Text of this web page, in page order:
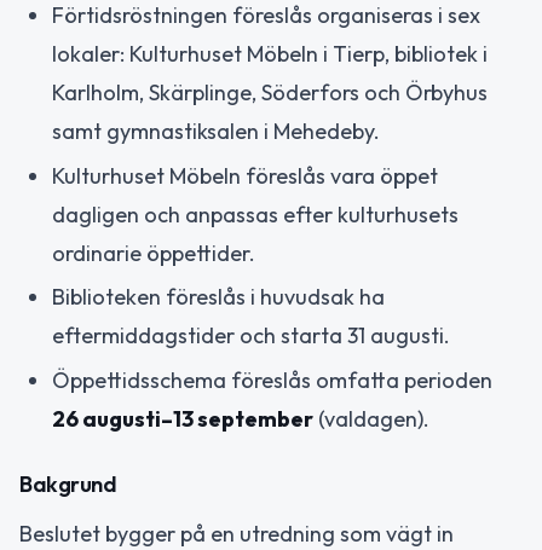
Förtidsröstningen föreslås organiseras i sex
lokaler: Kulturhuset Möbeln i Tierp, bibliotek i
Karlholm, Skärplinge, Söderfors och Örbyhus
samt gymnastiksalen i Mehedeby.
Kulturhuset Möbeln föreslås vara öppet
dagligen och anpassas efter kulturhusets
ordinarie öppettider.
Biblioteken föreslås i huvudsak ha
eftermiddagstider och starta 31 augusti.
Öppettidsschema föreslås omfatta perioden
26 augusti–13 september (valdagen).
Bakgrund
Beslutet bygger på en utredning som vägt in